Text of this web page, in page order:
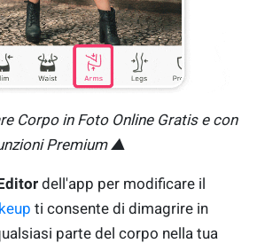
Corpo in Foto Online Gratis e con
Premium ▲
dell'app per modificare il
ti consente di dimagrire in
parte del corpo nella tua